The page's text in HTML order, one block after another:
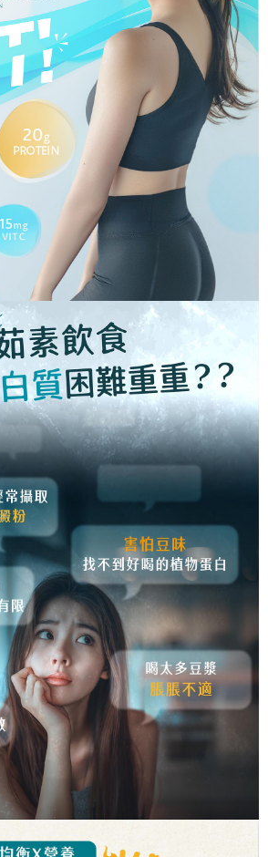
付」時，將依據個別帳號之用戶狀況，依本公司即
度；若仍有額度不足之情形，本公司將視審查結果
或使用他人資訊註冊。若發現惡意使用之情形，
權停止該用戶之使用額度並採取法律行動。